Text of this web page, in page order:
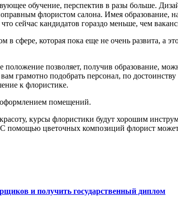
обучение, перспектив в разы больше.
флористом салона. Имея
сейчас кандидатов гораздо меньше, чем
в сфере, которая пока еще не очень развита, а
позволяет, получив образование,
грамотно подобрать персонал, по
к флористике.
помещений.
курсы флористики будут хорошим
помощью цветочных композиций флорист
и получить государственный диплом